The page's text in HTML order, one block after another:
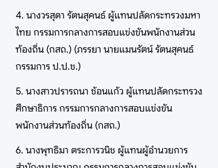
4. นางวรสุดา รัตนสุคนธ์ ผู้แทนปลัดกระทรวงมหา
ไทย กรรมการกลางการสอบแข่งขันพนักงานส่วน
ท้องถิ่น (กสถ.) (ภรรยา นายแมนรัตน์ รัตนสุคนธ์
กรรมการ ป.ป.ช.)
5. นางสาวปรารถนา ช้อนแก้ว ผู้แทนปลัดกระทรวง
ศึกษาธิการ กรรมการกลางการสอบแข่งขัน
พนักงานส่วนท้องถิ่น (กสถ.)
6. นางพุทธิมา ตระการวนิช ผู้แทนผู้อำนวยการ